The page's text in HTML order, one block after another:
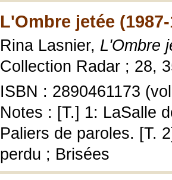
L'Ombre jetée
Rina Lasnier, L'Ombre
Collection Radar ; 28,
ISBN : 2890461173
Notes : [T.] 1: LaSalle
Paliers de paroles. [T.
perdu ; Brisées